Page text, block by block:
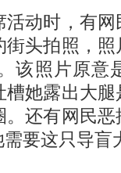
动时，有网
头拍照，
该照片原意
她露出大
还有网民
要这只导盲